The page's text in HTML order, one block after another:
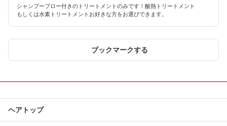
シャンプーブロー付きのトリートメントのみです！酸熱トリートメント
もしくは水素トリートメントお好きな方をお選びできます。
ブックマークする
ヘアトップ